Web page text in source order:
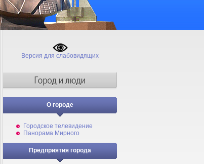
Версия для слабовидящих
О городе
Городское телевидение
Панорама Мирного
Предприятия города